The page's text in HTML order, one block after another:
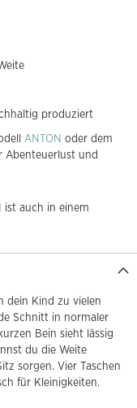
produziert
ANTON oder dem
Abenteuerlust und
ist auch in einem
dein Kind zu vielen
Schnitt in normaler
Bein sieht lässig
du die Weite
sorgen. Vier Taschen
für Kleinigkeiten.